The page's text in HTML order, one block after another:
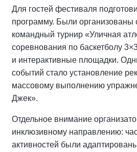
Для гостей фестиваля
программу. Были
командный турнир «Уличная
соревнования по баскетболу
и интерактивные площадки.
событий стало установление
массовому выполнению
Джек».
Отдельное внимание
инклюзивному направлению:
активностей были